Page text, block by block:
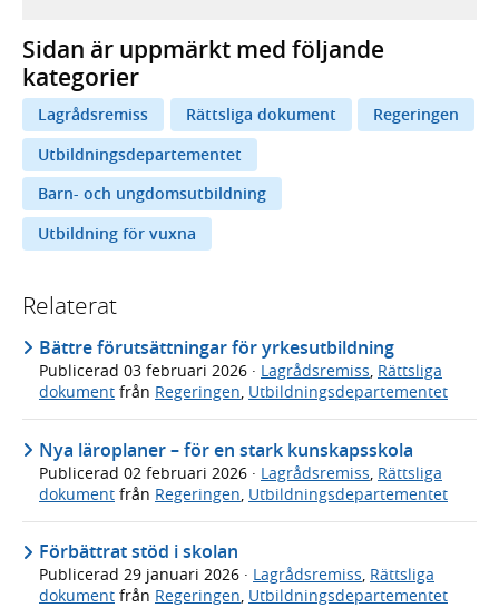
Sidan är uppmärkt med följande
kategorier
Lagrådsremiss Rättsliga dokument
Regeringen
Utbildningsdepartementet
Barn- och ungdomsutbildning
Utbildning för vuxna
Relaterat
Bättre förutsättningar för yrkesutbildning
Publicerad 03 februari 2026 · Lagrådsremiss, Rättsliga
dokument från Regeringen, Utbildningsdepartementet
Nya läroplaner – för en stark kunskapsskola
Publicerad 02 februari 2026 · Lagrådsremiss Rättsliga
dokument från Regeringen Utbildningsdepartementet
Förbättrat stöd i skolan
Publicerad 29 januari 2026 · Lagrådsremiss, Rättsliga
dokument från Regeringen, Utbildningsdepartementet